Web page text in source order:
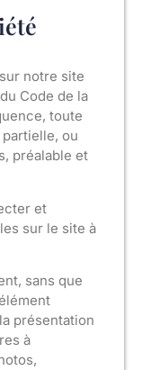
notre site
Code de la
toute
ou
préalable et
et
sur le site à
sans que
présentation
à